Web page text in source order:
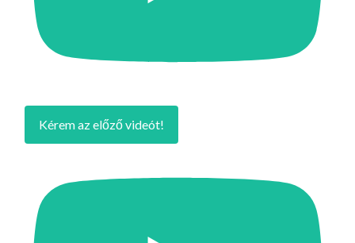
Kérem az előző videót!